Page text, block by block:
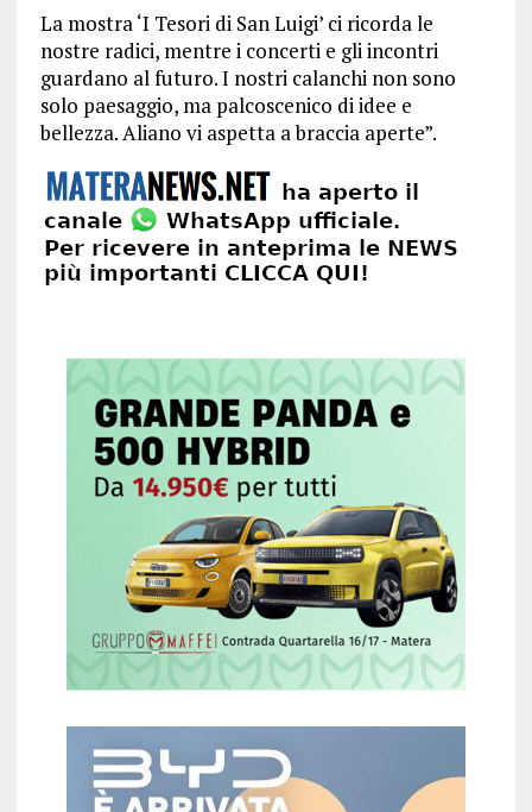
La mostra ‘I Tesori di San Luigi’ ci ricorda le
nostre radici, mentre i concerti e gli incontri
guardano al futuro. I nostri calanchi non sono
solo paesaggio, ma palcoscenico di idee e
bellezza. Aliano vi aspetta a braccia aperte”.